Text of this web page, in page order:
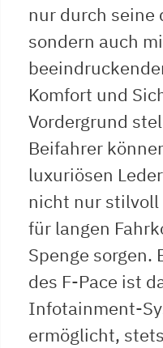
nur durch seine
sondern auch
Komfort und
Vordergrund
Beifahrer
luxuriösen
nicht nur stilvoll
für langen
Spenge
des F-Pace ist
Infotainment-
ermöglicht,